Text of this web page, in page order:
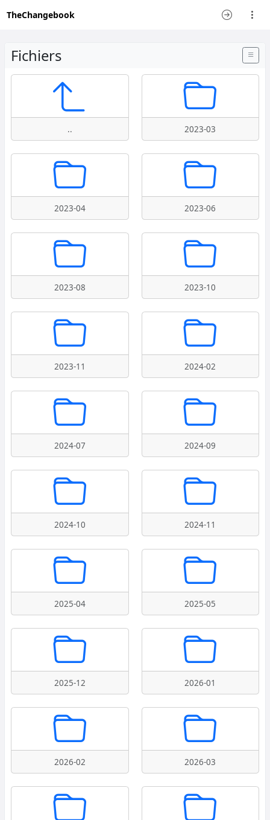
TheChangebook
Fichiers
.. 2023-03
2023-04 2023-06
2023-08 2023-10
2023-11 2024-02
2024-07 2024-09
2024-10 2024-11
2025-04 2025-05
2025-12 2026-01
2026-02 2026-03